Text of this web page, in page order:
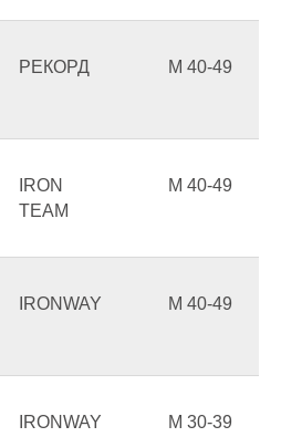
РЕКОРД М 40-49
IRON
TEAM
М 40-49
IRONWAY М 40-49
IRONWAY М 30-39